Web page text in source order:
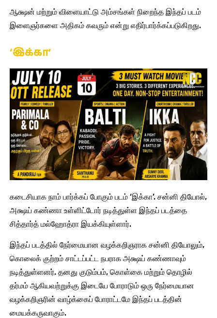
ஆக்ஷன் மற்றும் விளையாட்டு அம்சங்கள் நிறைந்த இந்தப் படம்
இளைஞர்களை அதிகம் கவரும் என்று எதிர்பார்க்கப்படுகிறது.
‘இக்கா’
கடைசியாக நாம் பார்க்கப் போகும் படம் ‘இக்கா’. சன்னி தியோல்,
அக்ஷய் கண்ணா உள்ளிட்டோர் நடித்துள்ள இந்தப் படத்தை
சித்தார்த் மல்ஹோத்ரா இயக்கியுள்ளார்.
இந்தப் படத்தில் நேர்மையான வழக்கறிஞராக சன்னி தியோலும்,
கொலைக் குற்றம் சாட்டப்பட்ட நபராக அக்ஷய் கண்ணாவும்
நடித்துள்ளனர். தனது குடும்பம், கொள்கை மற்றும் தொழில்
தர்மம் ஆகியவற்றுக்கு இடையே போராடும் ஒரு நேர்மையான
வழக்கறிஞரின் வாழ்க்கைப் போராட்டமே இந்தப் படத்தின்
மையக்கருவாகும்.